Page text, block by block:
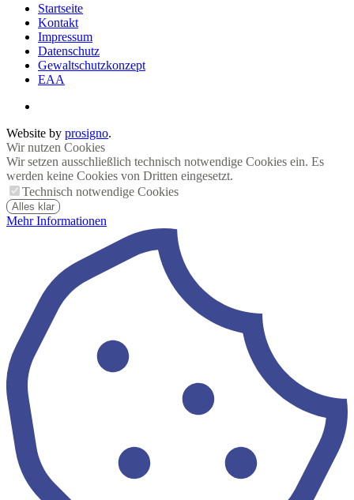
Startseite
Kontakt
Impressum
Datenschutz
Gewaltschutzkonzept
EAA
Website by prosigno.
Wir nutzen Cookies
Wir setzen ausschließlich technisch notwendige Cookies ein. Es
werden keine Cookies von Dritten eingesetzt.
Technisch notwendige Cookies
Alles klar
Mehr Informationen